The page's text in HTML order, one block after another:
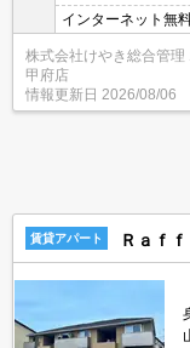
インターネット無
株式会社けやき総合管理
甲府店
情報更新日 2026/08/06
賃貸アパート Ｒａｆ